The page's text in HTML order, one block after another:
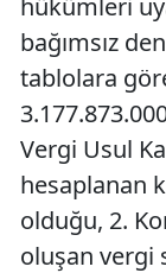
bağımsız
tablolara
Vergi Usul
hesaplanan
olduğu, 2.
oluşan vergi